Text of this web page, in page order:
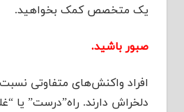
یک متخصص کمک بخواهید.
صبور باشید.
افراد واکنش‌های متفاوتی
دلخراش دارند. راه”درست” یا